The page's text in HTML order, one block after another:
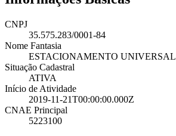
CNPJ
35.575.283/0001-84
Nome Fantasia
ESTACIONAMENTO UNIVERSAL
Situação Cadastral
ATIVA
Início de Atividade
2019-11-21T00:00:00.000Z
CNAE Principal
5223100